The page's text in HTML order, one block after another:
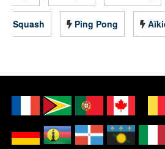
Squash Ping Pong